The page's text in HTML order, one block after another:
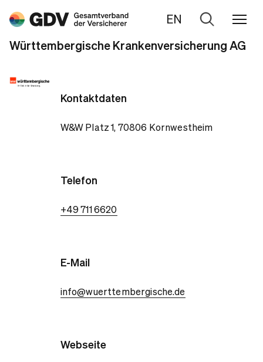
EN
Zur
Suche
Württembergische Krankenversicherung AG
Kontaktdaten
W&W Platz 1, 70806 Kornwestheim
Telefon
+49 711 6620
E-Mail
info@wuerttembergische.de
Webseite